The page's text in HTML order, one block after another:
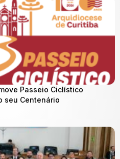
Passeio Ciclístico
seu Centenário